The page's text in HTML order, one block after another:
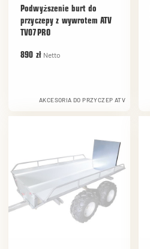
Podwyższenie burt do
przyczepy z wywrotem ATV
TV07PRO
890 zł Netto
AKCESORIA DO PRZYCZEP ATV